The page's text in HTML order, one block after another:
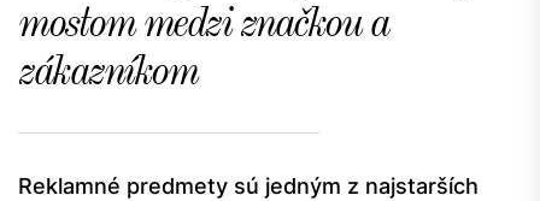
mostom medzi značkou a
zákazníkom
Reklamné predmety sú jedným z najstarších